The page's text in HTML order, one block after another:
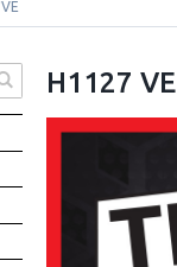
H1127 VE